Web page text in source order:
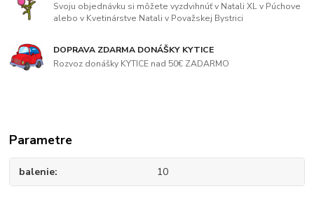
Svoju objednávku si môžete vyzdvihnúť v Natali XL v Púchove
alebo v Kvetinárstve Natali v Považskej Bystrici
DOPRAVA ZDARMA DONÁŠKY KYTICE
Rozvoz donášky KYTICE nad 50€ ZADARMO
Parametre
balenie 10